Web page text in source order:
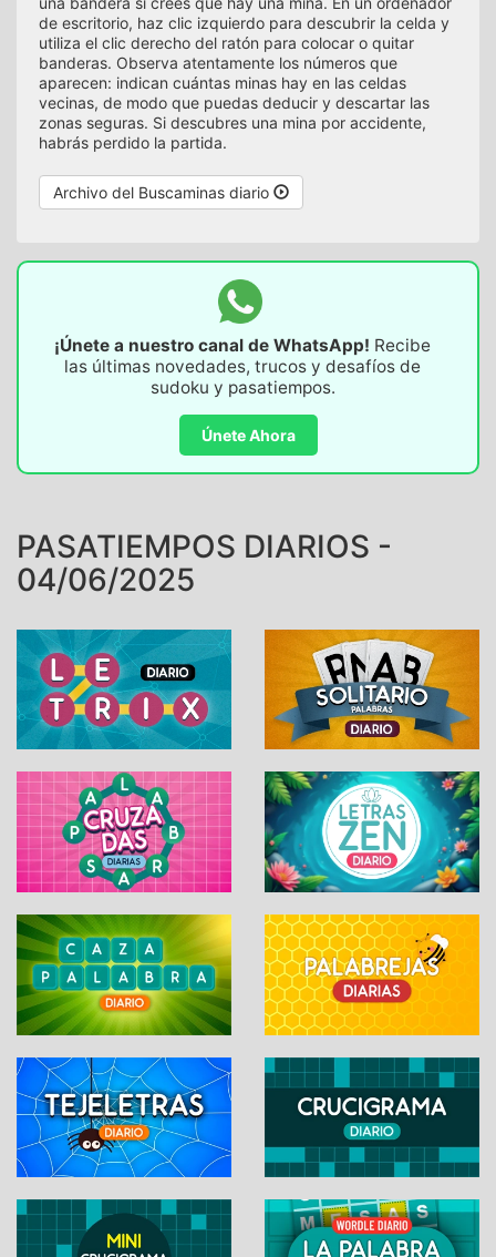
de escritorio, haz clic izquierdo para descubrir la celda y
utiliza el clic derecho del ratón para colocar o quitar
banderas. Observa atentamente los números que
aparecen: indican cuántas minas hay en las celdas
vecinas, de modo que puedas deducir y descartar las
zonas seguras. Si descubres una mina por accidente,
habrás perdido la partida.
Archivo del Buscaminas diario
¡Únete a nuestro canal de WhatsApp! Recibe
las últimas novedades, trucos y desafíos de
sudoku y pasatiempos.
Únete Ahora
PASATIEMPOS DIARIOS -
04/06/2025